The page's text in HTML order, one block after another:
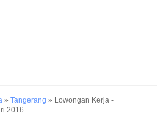
» Tangerang » Lowongan Kerja -
2016